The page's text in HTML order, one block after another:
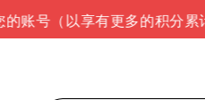
（以享有更多的积分累计）